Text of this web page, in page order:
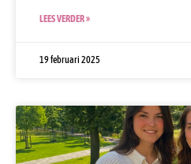
LEES VERDER »
19 februari 2025